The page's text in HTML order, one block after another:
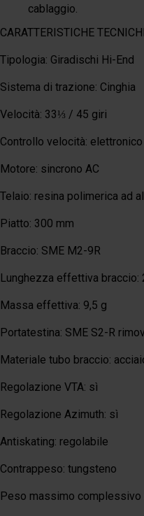
cablaggio.
CARATTERISTICHE
Tipologia: Giradischi Hi-End
Sistema di trazione: Cinghia
Velocità: 33⅓ / 45 giri
Controllo velocità: elettronico
Motore: sincrono AC
Telaio: resina polimerica ad
Piatto: 300 mm
Braccio: SME M2-9R
Lunghezza effettiva braccio:
Massa effettiva: 9,5 g
Portatestina: SME S2-R
Materiale tubo braccio:
Regolazione VTA: sì
Regolazione Azimuth: sì
Antiskating: regolabile
Contrappeso: tungsteno
Peso massimo complessivo